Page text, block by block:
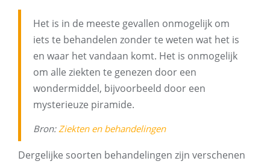
Het is in de meeste gevallen onmogelijk om
iets te behandelen zonder te weten wat het is
en waar het vandaan komt. Het is onmogelijk
om alle ziekten te genezen door een
wondermiddel, bijvoorbeeld door een
mysterieuze piramide.
Bron:Ziektenen behandelingen
Dergelijke soorten behandelingen zijn verschenen